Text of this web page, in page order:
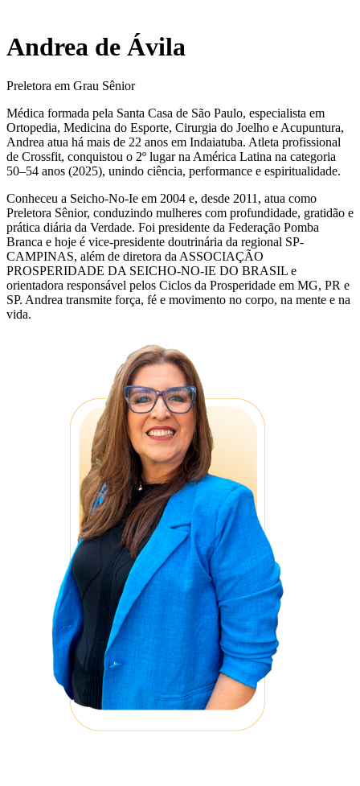
Andrea de Ávila
Preletora em Grau Sênior
Médica formada pela Santa Casa de São Paulo, especialista em
Ortopedia, Medicina do Esporte, Cirurgia do Joelho e Acupuntura,
Andrea atua há mais de 22 anos em Indaiatuba. Atleta profissional
de Crossfit, conquistou o 2º lugar na América Latina na categoria
50–54 anos (2025), unindo ciência, performance e espiritualidade.
Conheceu a Seicho-No-Ie em 2004 e, desde 2011, atua como
Preletora Sênior, conduzindo mulheres com profundidade, gratidão e
prática diária da Verdade. Foi presidente da Federação Pomba
Branca e hoje é vice-presidente doutrinária da regional SP-
CAMPINAS, além de diretora da ASSOCIAÇÃO
PROSPERIDADE DA SEICHO-NO-IE DO BRASIL e
orientadora responsável pelos Ciclos da Prosperidade em MG, PR e
SP. Andrea transmite força, fé e movimento no corpo, na mente e na
vida.